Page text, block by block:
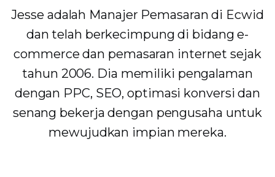
Jesse adalah Manajer Pemasaran di Ecwid
dan telah berkecimpung di bidang e-
commerce dan pemasaran internet sejak
tahun 2006. Dia memiliki pengalaman
dengan PPC, SEO, optimasi konversi dan
senang bekerja dengan pengusaha untuk
mewujudkan impian mereka.